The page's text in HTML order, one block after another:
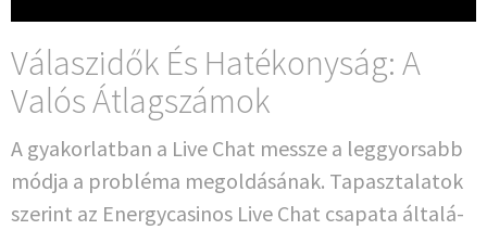
Válaszidők És Hatékonyság: A
Valós Átlagszámok
A gya­kor­lat­ban a Live Chat messze a leg­gyor­sabb
mód­ja a pro­b­lé­ma megol­dá­sának. Tapasz­tala­tok
szer­int az Ener­gy­ca­si­nos Live Chat csa­pa­ta általá­